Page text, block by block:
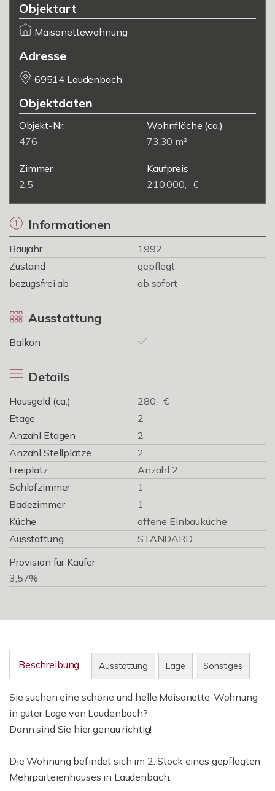
Objektart
Maisonettewohnung
Adresse
69514 Laudenbach
Objektdaten
Objekt-Nr.
476
Wohnfläche (ca.)
73,30 m²
Zimmer
2,5
Kaufpreis
210.000,- €
Informationen
Baujahr
1992
Zustand
gepflegt
bezugsfrei ab
ab sofort
Ausstattung
Balkon
Details
Hausgeld (ca.)
280,- €
Etage
2
Anzahl Etagen
2
Anzahl Stellplätze
2
Freiplatz
Anzahl 2
Schlafzimmer
1
Badezimmer
1
Küche
offene Einbauküche
Ausstattung
STANDARD
Provision für Käufer
3,57%
Beschreibung Ausstattung Lage Sonstiges
Sie suchen eine schöne und helle Maisonette-Wohnung
in guter Lage von Laudenbach?
Dann sind Sie hier genau richtig!
Die Wohnung befindet sich im 2. Stock eines gepflegten
Mehrparteienhauses in Laudenbach.